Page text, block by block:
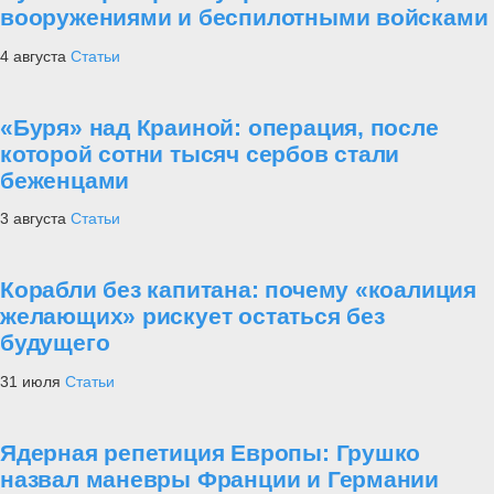
вооружениями и беспилотными войсками
4 августа Статьи
«Буря» над Краиной: операция, после
которой сотни тысяч сербов стали
беженцами
3 августа Статьи
Корабли без капитана: почему «коалиция
желающих» рискует остаться без
будущего
31 июля Статьи
Ядерная репетиция Европы: Грушко
назвал маневры Франции и Германии